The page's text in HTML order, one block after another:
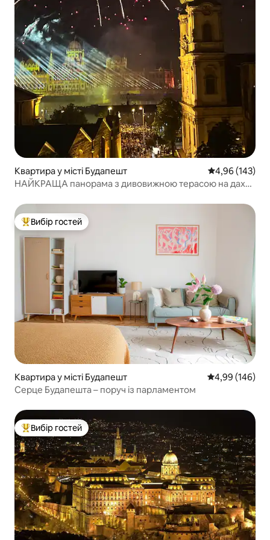
Квартира у місті Будапешт Середня
4,96 (143)
НАЙКРАЩА панорама з дивовижною терасою на даху
Топ вибір гостей
Вибір гостей
Квартира у місті Будапешт Середня
4,99 (146)
Серце Будапешта – поруч із парламентом
Топ вибір гостей
Вибір гостей